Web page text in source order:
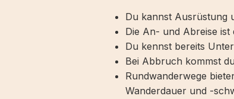
Du kannst Ausrüstung
Die An- und Abreise
Du kennst bereits
Bei Abbruch kommst
Rundwanderwege
Wanderdauer und -